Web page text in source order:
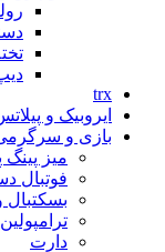
trx
ایروبیک و
بازی و
میز پینگ
فوتبال
بسکتبال
ترامپولین
دارت